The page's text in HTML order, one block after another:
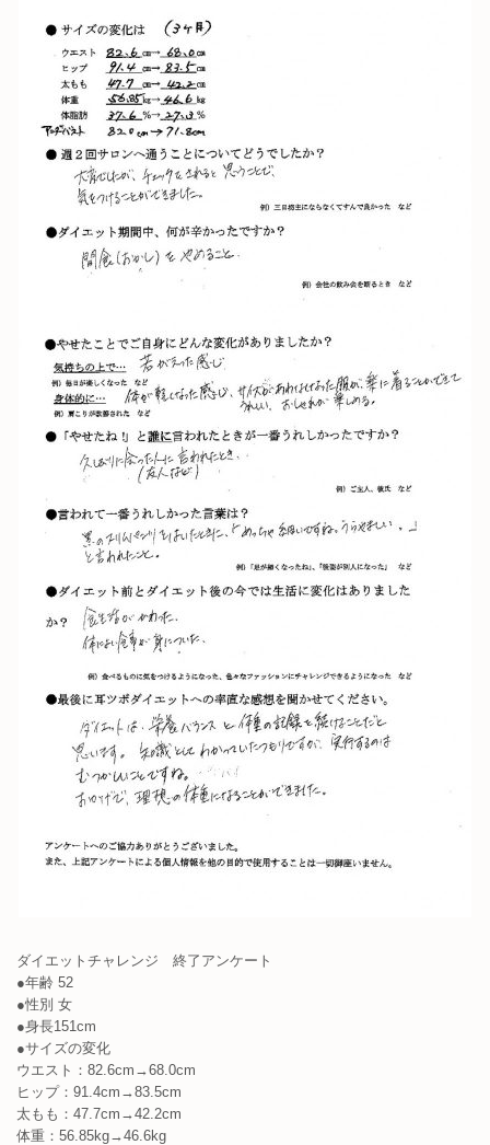
ダイエットチャレンジ 終了アンケート
●年齢 52
●性別 女
●身長151cm
●サイズの変化
ウエスト：82.6cm→68.0cm
ヒップ：91.4cm→83.5cm
太もも：47.7cm→42.2cm
体重：56.85kg→46.6kg